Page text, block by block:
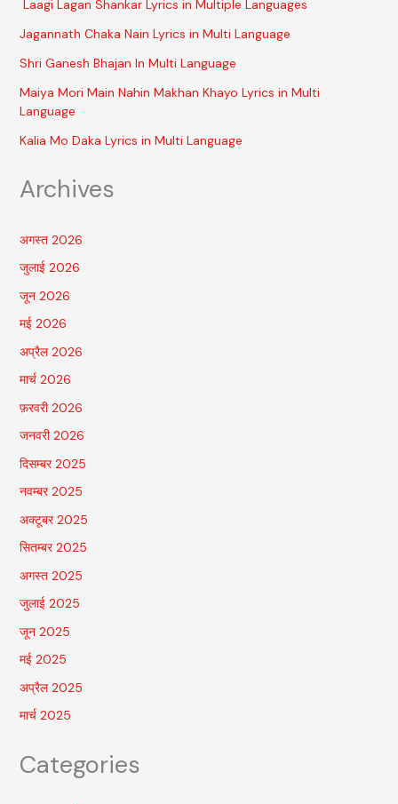
Laagi Lagan Shankar Lyrics in Multiple Languages
Jagannath Chaka Nain Lyrics in Multi Language
Shri Ganesh Bhajan In Multi Language
Maiya Mori Main Nahin Makhan Khayo Lyrics in Multi
Language
Kalia Mo Daka Lyrics in Multi Language
Archives
अगस्त 2026
जुलाई 2026
जून 2026
मई 2026
अप्रैल 2026
मार्च 2026
फ़रवरी 2026
जनवरी 2026
दिसम्बर 2025
नवम्बर 2025
अक्टूबर 2025
सितम्बर 2025
अगस्त 2025
जुलाई 2025
जून 2025
मई 2025
अप्रैल 2025
मार्च 2025
Categories